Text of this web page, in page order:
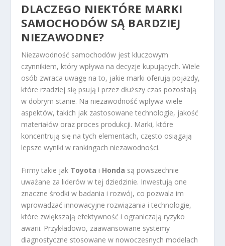
DLACZEGO NIEKTÓRE MARKI
SAMOCHODÓW SĄ BARDZIEJ
NIEZAWODNE?
Niezawodność samochodów jest kluczowym
czynnikiem, który wpływa na decyzje kupujących. Wiele
osób zwraca uwagę na to, jakie marki oferują pojazdy,
które rzadziej się psują i przez dłuższy czas pozostają
w dobrym stanie. Na niezawodność wpływa wiele
aspektów, takich jak zastosowane technologie, jakość
materiałów oraz proces produkcji. Marki, które
koncentrują się na tych elementach, często osiągają
lepsze wyniki w rankingach niezawodności.
Firmy takie jak Toyota i Honda są powszechnie
uważane za liderów w tej dziedzinie. Inwestują one
znaczne środki w badania i rozwój, co pozwala im
wprowadzać innowacyjne rozwiązania i technologie,
które zwiększają efektywność i ograniczają ryzyko
awarii. Przykładowo, zaawansowane systemy
diagnostyczne stosowane w nowoczesnych modelach